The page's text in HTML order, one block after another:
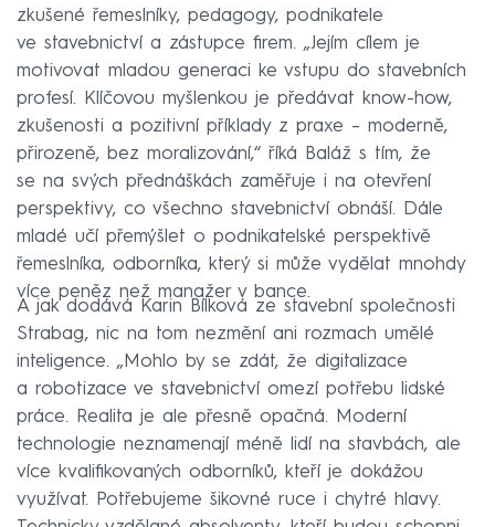
zkušené řemeslníky, pedagogy, podnikatele
ve stavebnictví a zástupce firem. „Jejím cílem je
motivovat mladou generaci ke vstupu do stavebních
profesí. Klíčovou myšlenkou je předávat know-how,
zkušenosti a pozitivní příklady z praxe – moderně,
přirozeně, bez moralizování,“ říká Baláž s tím, že
se na svých přednáškách zaměřuje i na otevření
perspektivy, co všechno stavebnictví obnáší. Dále
mladé učí přemýšlet o podnikatelské perspektivě
řemeslníka, odborníka, který si může vydělat mnohdy
více peněz než manažer v bance.
A jak dodává Karin Bílková ze stavební společnosti
Strabag, nic na tom nezmění ani rozmach umělé
inteligence. „Mohlo by se zdát, že digitalizace
a robotizace ve stavebnictví omezí potřebu lidské
práce. Realita je ale přesně opačná. Moderní
technologie neznamenají méně lidí na stavbách, ale
více kvalifikovaných odborníků, kteří je dokážou
využívat. Potřebujeme šikovné ruce i chytré hlavy.